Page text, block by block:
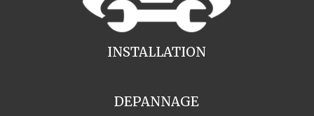
INSTALLATION
DEPANNAGE